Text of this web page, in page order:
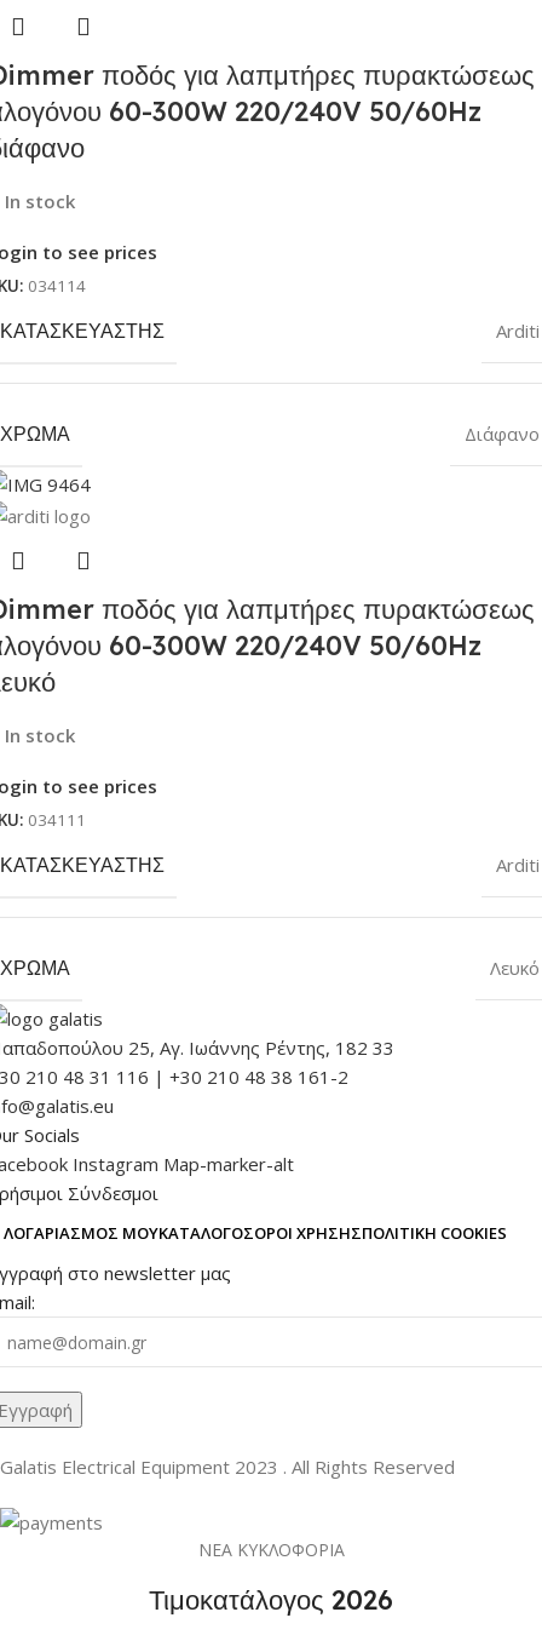
ποδός για λαπμτήρες πυρακτώσεως
60-300W 220/240V 50/60Hz
In stock
to see prices
034114
ΚΑΤΑΣΚΕΥΑΣΤΉΣ Arditi
ΧΡΏΜΑ Διάφανο
ποδός για λαπμτήρες πυρακτώσεως
60-300W 220/240V 50/60Hz
In stock
to see prices
034111
ΚΑΤΑΣΚΕΥΑΣΤΉΣ Arditi
ΧΡΏΜΑ Λευκό
25, Αγ. Ιωάννης Ρέντης, 182 33
210 48 31 116 | +30 210 48 38 161-2
Socials
Instagram Map-marker-alt
Σύνδεσμοι
ΛΟΓΑΡΙΑΣΜΌΣ ΜΟΥΚΑΤΆΛΟΓΟΣΌΡΟΙ ΧΡΉΣΗΣΠΟΛΙΤΙΚΉ COOKIES
στο newsletter μας
Galatis Electrical Equipment 2023 . All Rights Reserved
ΝΕΑ ΚΥΚΛΟΦΟΡΙΑ
Τιμοκατάλογος 2026